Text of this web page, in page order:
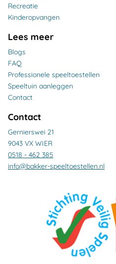
Recreatie
Kinderopvangen
Lees meer
Blogs
FAQ
Professionele speeltoestellen
Speeltuin aanleggen
Contact
Contact
Gernierswei 21
9043 VX WIER
0518 - 462 385
info@bakker-speeltoestellen.nl